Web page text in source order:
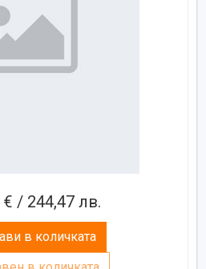
€ / 244,47 лв.
в количката